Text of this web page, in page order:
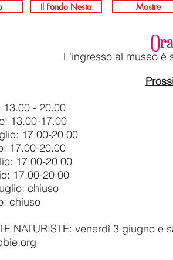
Il Fondo Nesta Mostre
L'ingresso al museo
- 20.00
13.00-17.00
17.00-20.00
17.00-20.00
17.00-20.00
17.00-20.00
chiuso
chiuso
NATURISTE: venerdì 3 giugno